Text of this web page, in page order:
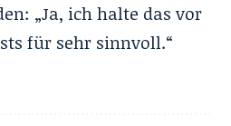
„Ja, ich halte das vor
für sehr sinnvoll.“